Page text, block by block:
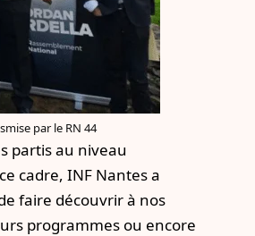
par le RN 44
partis au niveau
cadre, INF Nantes a
faire découvrir à nos
programmes ou encore